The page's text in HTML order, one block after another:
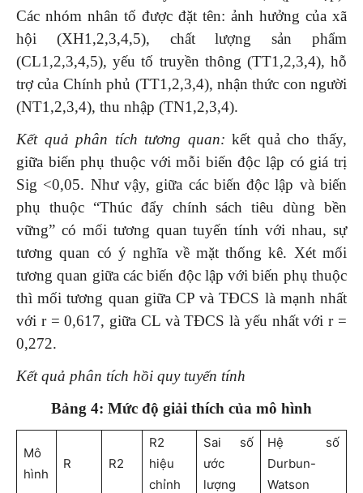
Các nhóm nhân tố được đặt tên: ảnh hưởng của xã
hội (XH1,2,3,4,5), chất lượng sản phẩm
(CL1,2,3,4,5), yếu tố truyền thông (TT1,2,3,4), hỗ
trợ của Chính phủ (TT1,2,3,4), nhận thức con người
(NT1,2,3,4), thu nhập (TN1,2,3,4).
Kết quả phân tích tương quan:kết quả cho thấy,
giữa biến phụ thuộc với mỗi biến độc lập có giá trị
Sig <0,05. Như vậy, giữa các biến độc lập và biến
phụ thuộc “Thúc đẩy chính sách tiêu dùng bền
vững” có mối tương quan tuyến tính với nhau, sự
tương quan có ý nghĩa về mặt thống kê. Xét mối
tương quan giữa các biến độc lập với biến phụ thuộc
thì mối tương quan giữa CP và TĐCS là mạnh nhất
với r = 0,617, giữa CL và TĐCS là yếu nhất với r =
0,272.
Kết quả phân tích hồi quy tuyến tính
Bảng 4: Mức độ giải thích của mô hình
Mô
hình
R R2
R2
hiệu
chỉnh
Sai số
ước
lượng
Hệ số
Durbun-
Watson